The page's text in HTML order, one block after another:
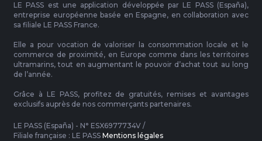
LE PASS est une application développée par LE PASS (España),
entreprise européenne basée en Espagne, en collaboration avec
sa filiale LE PASS France.
Elle a pour vocation de valoriser la consommation locale et le
commerce de proximité, en Europe comme dans les territoires
ultramarins, tout en augmentant le pouvoir d’achat tout au long
de l’année.
Grâce à LE PASS, profitez de gratuités, remises et avantages
exclusifs auprès de nos commerçants partenaires.
LE PASS (España) - N° ESX6977734V /
Filiale française : LE PASS Mentions légales